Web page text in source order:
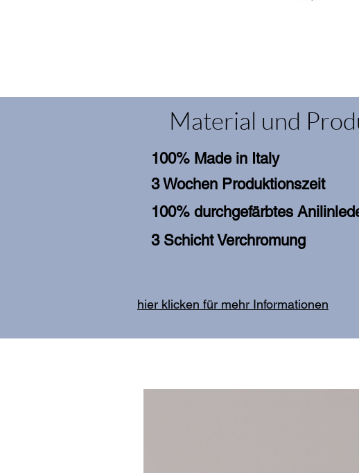
Material und
100% Made in Italy
3 Wochen Produktionszeit
100% durchgefärbtes
3 Schicht Verchromung
hier klicken für mehr Informationen